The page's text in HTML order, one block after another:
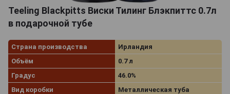
Teeling Blackpitts Виски Тилинг Блэкпиттс 0.7л
в подарочной тубе
Страна производства
Ирландия
Объём
0.7 л
Градус
46.0%
Вид коробки
Металлическая туба